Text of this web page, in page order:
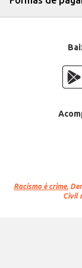
Racismo é crime.
Civil